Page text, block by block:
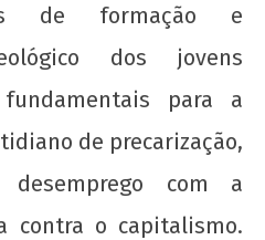
de formação e
dos jovens
para a
de precarização,
desemprego com a
contra o capitalismo.